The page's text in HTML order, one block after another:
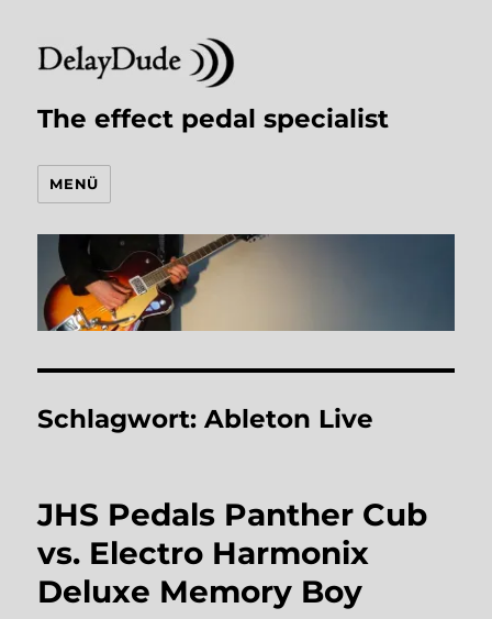
The effect pedal specialist
MENÜ
Schlagwort:Ableton Live
JHS Pedals Panther Cub
vs. Electro Harmonix
Deluxe Memory Boy